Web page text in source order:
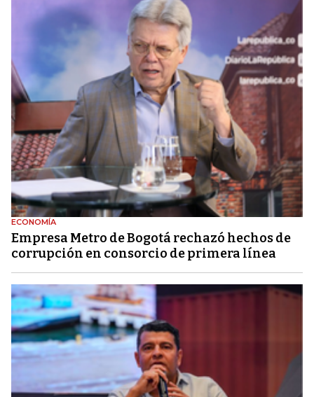
ECONOMÍA
Empresa Metro de Bogotá rechazó hechos de
corrupción en consorcio de primera línea